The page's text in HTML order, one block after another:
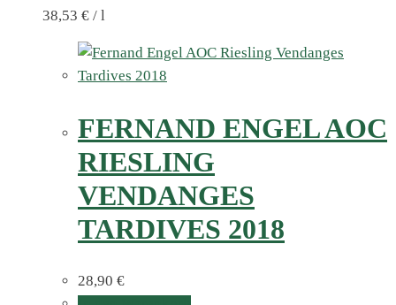
38,53 € / l
FERNAND ENGEL AOC
RIESLING
VENDANGES
TARDIVES 2018
28,90 €